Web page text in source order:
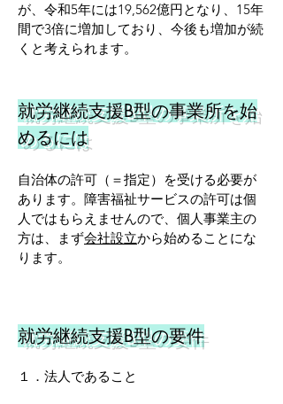
が、令和5年には19,562億円となり、15年
間で3倍に増加しており、今後も増加が続
くと考えられます。
就労継続支援B型の事業所を始
めるには
自治体の許可（＝指定）を受ける必要が
あります。障害福祉サービスの許可は個
人ではもらえませんので、個人事業主の
方は、まず会社設立から始めることにな
ります。
就労継続支援B型の要件
１．法人であること